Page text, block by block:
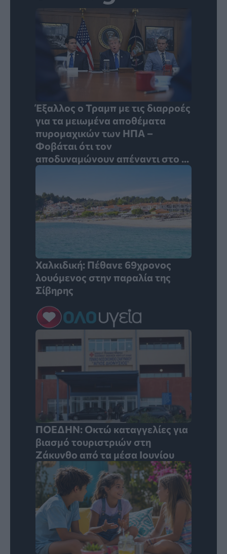
Έξαλλος ο Τραμπ με τις διαρροές
για τα μειωμένα αποθέματα
πυρομαχικών των ΗΠΑ –
Φοβάται ότι τον
αποδυναμώνουν απέναντι στο ...
Χαλκιδική: Πέθανε 69χρονος
λουόμενος στην παραλία της
Σίβηρης
ΠΟΕΔΗΝ: Οκτώ καταγγελίες για
βιασμό τουριστριών στη
Ζάκυνθο από τα μέσα Ιουνίου